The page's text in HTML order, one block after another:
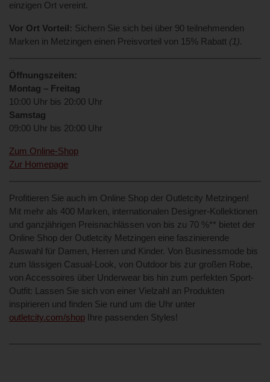
einzigen Ort vereint.
Vor Ort Vorteil: Sichern Sie sich bei über 90 teilnehmenden
Marken in Metzingen einen Preisvorteil von 15% Rabatt (1).
Öffnungszeiten:
Montag – Freitag
10:00 Uhr bis 20:00 Uhr
Samstag
09:00 Uhr bis 20:00 Uhr
Zum Online-Shop
Zur Homepage
Profitieren Sie auch im Online Shop der Outletcity Metzingen!
Mit mehr als 400 Marken, internationalen Designer-Kollektionen
und ganzjährigen Preisnachlässen von bis zu 70 %** bietet der
Online Shop der Outletcity Metzingen eine faszinierende
Auswahl für Damen, Herren und Kinder. Von Businessmode bis
zum lässigen Casual-Look, von Outdoor bis zur großen Robe,
von Accessoires über Underwear bis hin zum perfekten Sport-
Outfit: Lassen Sie sich von einer Vielzahl an Produkten
inspirieren und finden Sie rund um die Uhr unter
outletcity.com/shop Ihre passenden Styles!